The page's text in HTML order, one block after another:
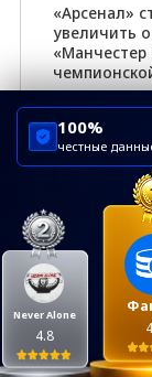
«Арсенал»
увеличить
«Манчестер
Never Alone
4.8
100%
честные
Ежевечерний
редакции